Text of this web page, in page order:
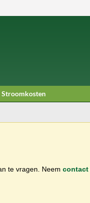
Stroomkosten
te vragen. Neem contact